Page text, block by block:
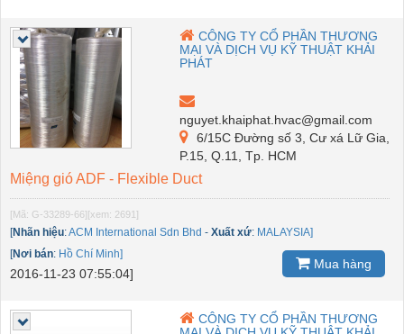
CÔNG TY CỔ PHẦN THƯƠNG
MẠI VÀ DỊCH VỤ KỸ THUẬT KHẢI
PHÁT
nguyet.khaiphat.hvac@gmail.com
6/15C Đường số 3, Cư xá Lữ Gia,
P.15, Q.11, Tp. HCM
Miệng gió ADF - Flexible Duct
[Mã: G-33289-66][xem: 2691]
[Nhãn hiệu:ACM International Sdn Bhd - Xuất xứ: MALAYSIA]
[Nơi bán: Hồ Chí Minh]
2016-11-23 07:55:04]
Mua hàng
CÔNG TY CỔ PHẦN THƯƠNG